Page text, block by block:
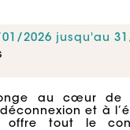
2026 jusqu'au
au cœur de
et à
offre tout le